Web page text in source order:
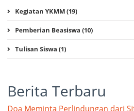
Kegiatan YKMM (19)
Pemberian Beasiswa (10)
Tulisan Siswa (1)
Berita Terbaru
Doa Meminta Perlindungan dari